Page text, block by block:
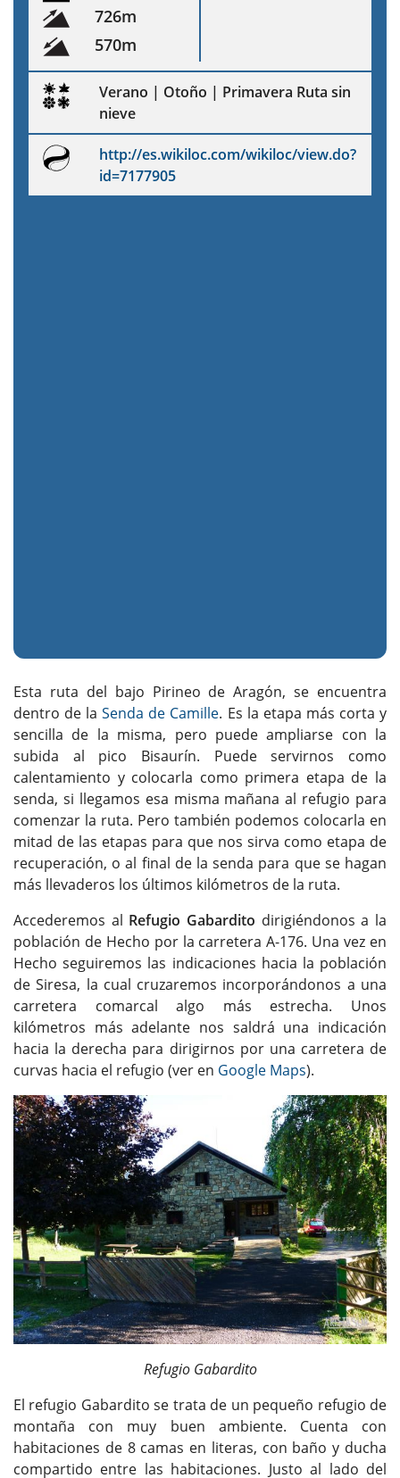
726m
570m
Verano | Otoño | Primavera Ruta sin
nieve
http://es.wikiloc.com/wikiloc/view.do?
id=7177905
Esta ruta del bajo Pirineo de Aragón, se encuentra
dentro de laSenda de Camille. Es la etapa más corta y
sencilla de la misma, pero puede ampliarse con la
subida al pico Bisaurín. Puede servirnos como
calentamiento y colocarla como primera etapa de la
senda, si llegamos esa misma mañana al refugio para
comenzar la ruta. Pero también podemos colocarla en
mitad de las etapas para que nos sirva como etapa de
recuperación, o al final de la senda para que se hagan
más llevaderos los últimos kilómetros de la ruta.
Accederemos al Refugio Gabardito dirigiéndonos a la
población de Hecho por la carretera A-176. Una vez en
Hecho seguiremos las indicaciones hacia la población
de Siresa, la cual cruzaremos incorporándonos a una
carretera comarcal algo más estrecha. Unos
kilómetros más adelante nos saldrá una indicación
hacia la derecha para dirigirnos por una carretera de
curvas hacia el refugio (ver en Google Maps).
Refugio Gabardito
El refugio Gabardito se trata de un pequeño refugio de
montaña con muy buen ambiente. Cuenta con
habitaciones de 8 camas en literas, con baño y ducha
compartido entre las habitaciones. Justo al lado del